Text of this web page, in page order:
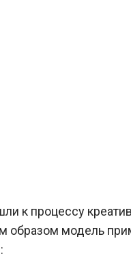
к процессу
образом модель